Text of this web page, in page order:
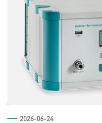
2026-06-24